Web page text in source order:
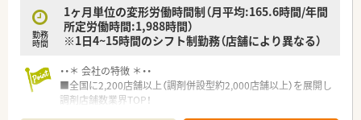
勤務
時間
1ヶ月単位の変形労働時間制（月平均:165.6時間/年間
所定労働時間:1,988時間）
※1日4~15時間のシフト制勤務（店舗により異なる）
・・＊ 会社の特徴 ＊・・
■全国に2,200店舗以上（調剤併設型約2,000店舗以上）を展開し
調剤店舗数業界TOP！